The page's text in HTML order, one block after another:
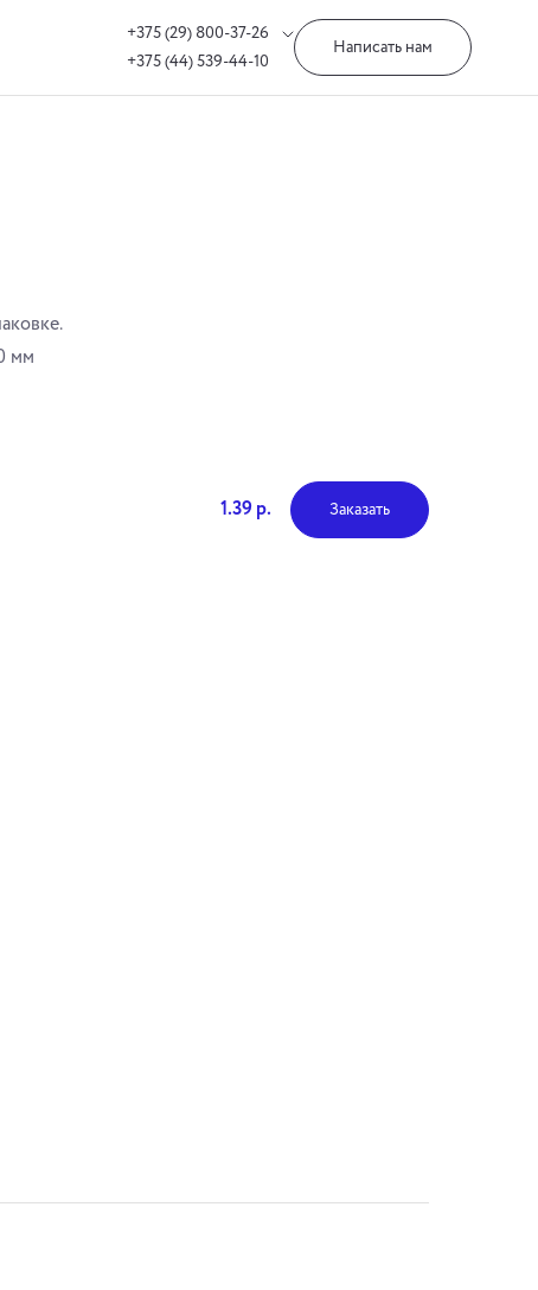
+375 (29) 800-37-26
+375 (44) 539-44-10
Написать нам
мм
1.39 р. Заказать